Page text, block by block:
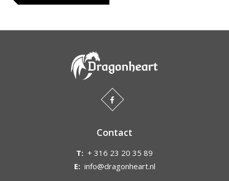
Contact
T: + 316 23 20 35 89
E: info@dragonheart.nl